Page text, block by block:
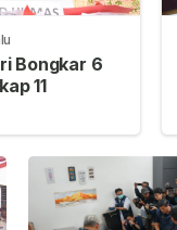
Bongkar 6
11